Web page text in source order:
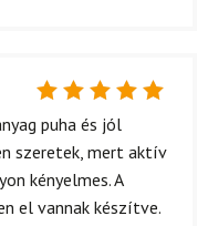
Értékelés:
5
puha és jól
szeretek, mert aktív
kényelmes. A
el vannak készítve.